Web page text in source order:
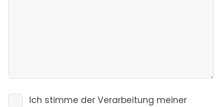
Ich stimme der Verarbeitung meiner